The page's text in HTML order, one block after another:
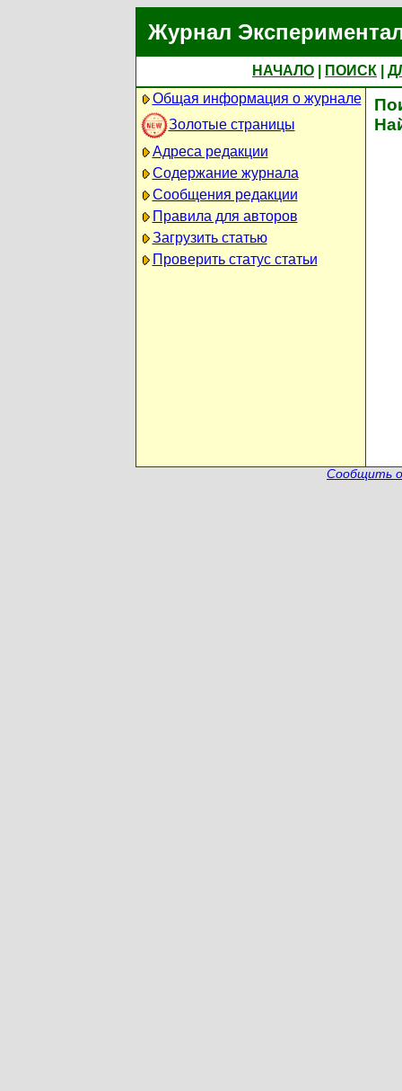
Журнал
НАЧАЛО ПОИСК
Общая информация о журнале
Золотые страницы
Адреса редакции
Содержание журнала
Сообщения редакции
Правила для авторов
Загрузить статью
Проверить статус статьи
Сообщить о